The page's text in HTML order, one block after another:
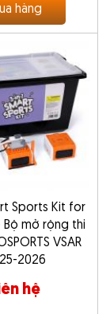
hàng
Sports Kit for
Bộ mở rộng thi
VSAR
2026
hệ